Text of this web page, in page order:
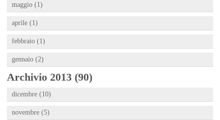
maggio (1)
aprile (1)
febbraio (1)
gennaio (2)
Archivio 2013 (90)
dicembre (10)
novembre (5)